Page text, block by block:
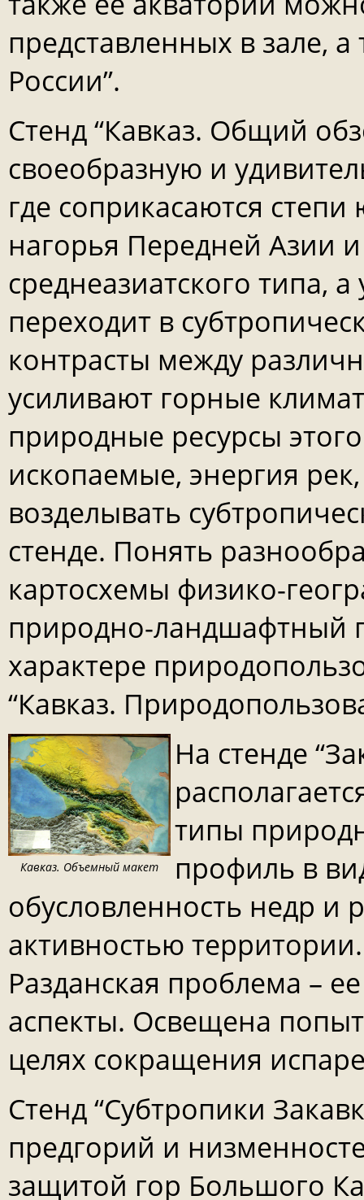
представленных в зале,
России”.
Стенд “Кавказ. Общий
своеобразную и
где соприкасаются
нагорья Передней Азии
среднеазиатского типа,
переходит в
контрасты между
усиливают горные
природные ресурсы
ископаемые, энергия
возделывать
стенде. Понять
картосхемы физико-
природно-ландшафтный
характере
“Кавказ.
Кавказ. Объемный макет
На стенде
типы
профиль в
обусловленность недр и
активностью
Разданская проблема –
аспекты. Освещена
целях сокращения
Стенд “Субтропики
предгорий и
защитой гор Большого